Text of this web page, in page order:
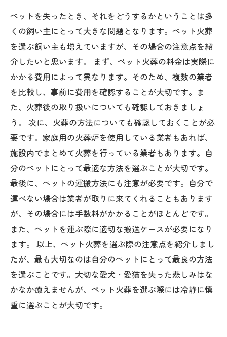
ペットを失ったとき、それをどうするかということは多
くの飼い主にとって大きな問題となります。ペット火葬
を選ぶ飼い主も増えていますが、その場合の注意点を紹
介したいと思います。 まず、ペット火葬の料金は実際に
かかる費用によって異なります。そのため、複数の業者
を比較し、事前に費用を確認することが大切です。ま
た、火葬後の取り扱いについても確認しておきましょ
う。 次に、火葬の方法についても確認しておくことが必
要です。家庭用の火葬炉を使用している業者もあれば、
施設内でまとめて火葬を行っている業者もあります。自
分のペットにとって最適な方法を選ぶことが大切です。
最後に、ペットの運搬方法にも注意が必要です。自分で
運べない場合は業者が取りに来てくれることもあります
が、その場合には手数料がかかることがほとんどです。
また、ペットを運ぶ際に適切な搬送ケースが必要になり
ます。 以上、ペット火葬を選ぶ際の注意点を紹介しまし
たが、最も大切なのは自分のペットにとって最良の方法
を選ぶことです。大切な愛犬・愛猫を失った悲しみはな
かなか癒えませんが、ペット火葬を選ぶ際には冷静に慎
重に選ぶことが大切です。